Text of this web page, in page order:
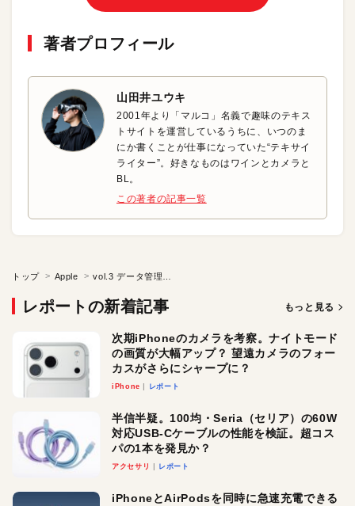
著者プロフィール
山田井ユウキ
2001年より「マルコ」名義で趣味のテキス
トサイトを運営しているうちに、いつのま
にか書くことが仕事になっていた“テキサイ
ライター”。好きなものはワインとカメラと
BL。
この著者の記事一覧
トップ Apple
レポートの新着記事 もっと見る
次期iPhoneのカメラを考察。ナイトモード
の画質が大幅アップ？ 望遠カメラのフォー
カスがさらにシャープに？
iPhone レポート
半信半疑。100均・Seria（セリア）の60W
対応USB-Cケーブルの性能を検証。超コス
パの1本を発見か？
アクセサリ レポート
iPhoneとAirPodsを同時に急速充電できる